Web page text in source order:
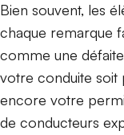
Bien souvent, les
chaque remarque
comme une
votre conduite soit
encore votre
de conducteurs